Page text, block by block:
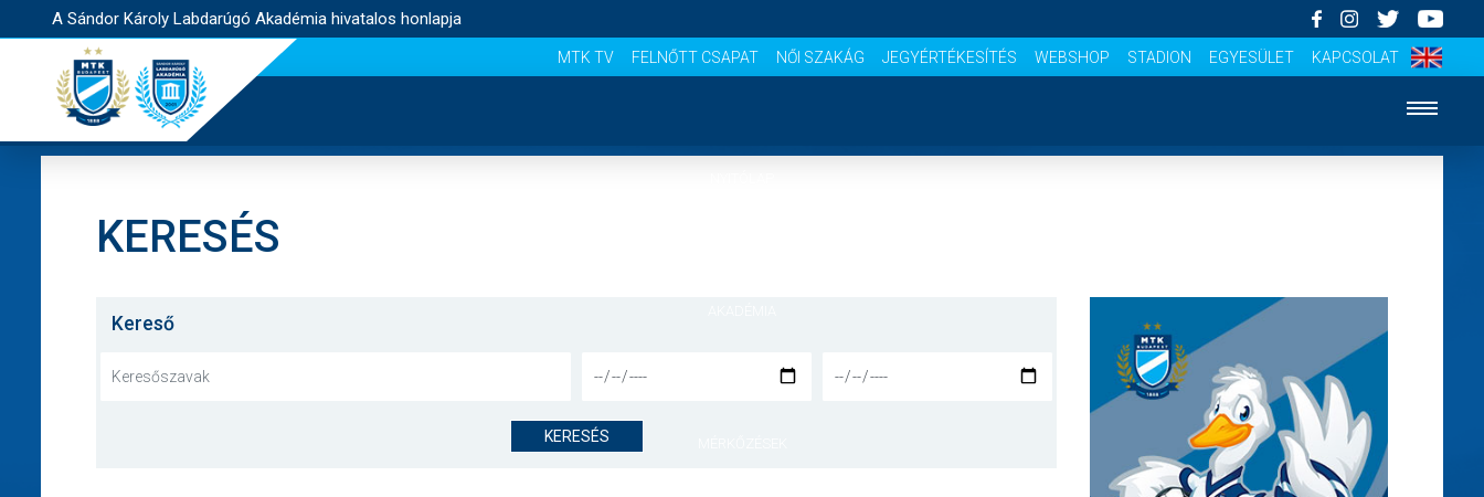
A Sándor Károly Labdarúgó Akadémia hivatalos honlapja
MTK TV FELNŐTT CSAPAT NŐI SZAKÁG JEGYÉRTÉKESÍTÉS WEBSHOP STADION EGYESÜLET KAPCSOLAT
KERESÉS
Kereső
KERESÉS